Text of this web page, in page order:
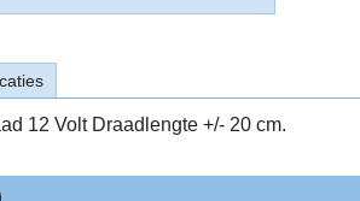
12 Volt Draadlengte +/- 20 cm.